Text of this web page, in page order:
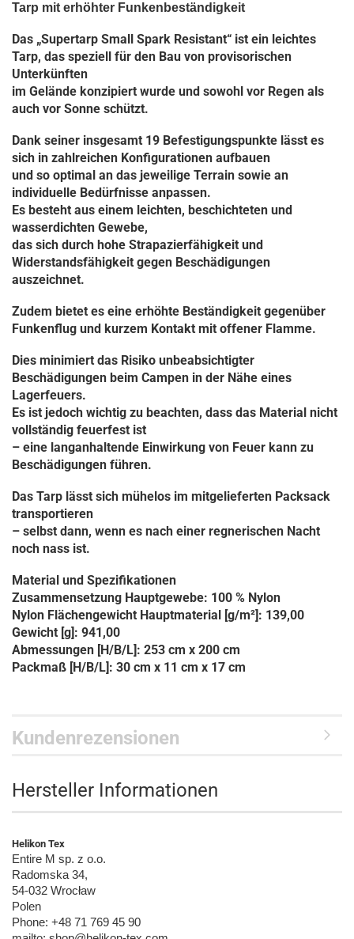
Tarp mit erhöhter Funkenbeständigkeit
Das „Supertarp Small Spark Resistant“ ist ein leichtes
Tarp, das speziell für den Bau von provisorischen
Unterkünften
im Gelände konzipiert wurde und sowohl vor Regen als
auch vor Sonne schützt.
Dank seiner insgesamt 19 Befestigungspunkte lässt es
sich in zahlreichen Konfigurationen aufbauen
und so optimal an das jeweilige Terrain sowie an
individuelle Bedürfnisse anpassen.
Es besteht aus einem leichten, beschichteten und
wasserdichten Gewebe,
das sich durch hohe Strapazierfähigkeit und
Widerstandsfähigkeit gegen Beschädigungen
auszeichnet.
Zudem bietet es eine erhöhte Beständigkeit gegenüber
Funkenflug und kurzem Kontakt mit offener Flamme.
Dies minimiert das Risiko unbeabsichtigter
Beschädigungen beim Campen in der Nähe eines
Lagerfeuers.
Es ist jedoch wichtig zu beachten, dass das Material nicht
vollständig feuerfest ist
– eine langanhaltende Einwirkung von Feuer kann zu
Beschädigungen führen.
Das Tarp lässt sich mühelos im mitgelieferten Packsack
transportieren
– selbst dann, wenn es nach einer regnerischen Nacht
noch nass ist.
Material und Spezifikationen
Zusammensetzung Hauptgewebe: 100 % Nylon
Nylon Flächengewicht Hauptmaterial [g/m²]: 139,00
Gewicht [g]: 941,00
Abmessungen [H/B/L]: 253 cm x 200 cm
Packmaß [H/B/L]: 30 cm x 11 cm x 17 cm
Kundenrezensionen
Hersteller Informationen
Helikon Tex
Entire M sp. z o.o.
Radomska 34,
54-032 Wrocław
Polen
Phone: +48 71 769 45 90